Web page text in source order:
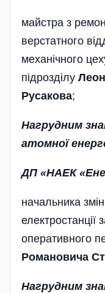
майстра з
верстатного
механічного
підрозділу
Русакова;
Нагрудним
атомної
ДП «НАЕК
начальника
електростанції
оперативного
Романовича
Нагрудним